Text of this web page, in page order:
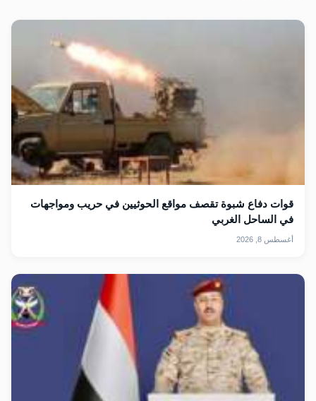
قوات دفاع شبوة تقصف مواقع الحوثيين في حريب ومواجهات
في الساحل الغربي
أغسطس 8, 2026